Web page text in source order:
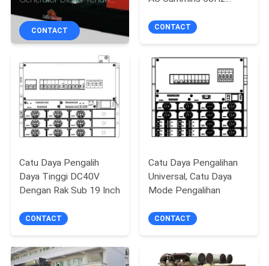
KUALITAS
HUBUNGI
KAMI
PERMINTAAN
PENAWARAN
SITEMAP
POLICY
Portabel
CONTACT CONTACT
Catu Daya Pengalih
Daya Tinggi DC40V
Dengan Rak Sub 19 Inch
CONTACT
Catu Daya Pengalihan
Universal, Catu Daya
Mode Pengalihan
CONTACT